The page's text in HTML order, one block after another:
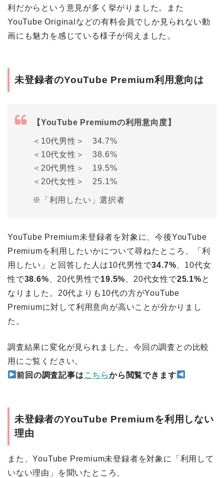
利だからという意見が多く挙がりました。また
YouTube Originalなどの有料会員でしか見られない動
画にも魅力を感じている様子が伺えました。
未登録者のYouTube Premium利用意向は
【YouTube Premiumの利用意向度】
＜10代男性＞ 34.7%
＜10代女性＞ 38.6%
＜20代男性＞ 19.5%
＜20代女性＞ 25.1%
※「利用したい」選択者
YouTube Premium未登録者を対象に、今後YouTube
Premiumを利用したいかについて尋ねたところ、「利
用したい」と回答した人は10代男性で34.7% 、10代女
性で38.6% 、20代男性で19.5% 、20代女性で25.1%と
なりました。20代よりも10代の方がYouTube
Premiumに対して利用意向が高いことが分かりまし
た。
調査結果に変化が見られました。今回の調査との比較
用にご覧ください。
前回の調査記事は こちらから閲覧できます
未登録者のYouTube Premiumを利用しない
理由
また、YouTube Premium未登録者を対象に「利用して
いない理由」を聞いたところ、